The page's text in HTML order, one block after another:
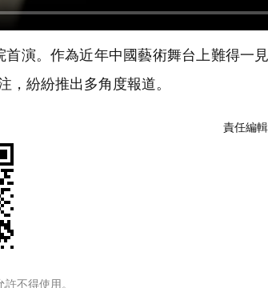
演。作為近年中國藝術舞台上難得一
紛紛推出多角度報道。
責任編
不得使用。